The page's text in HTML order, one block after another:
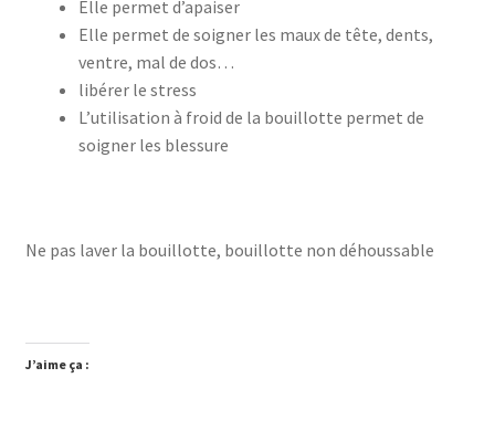
Elle permet d’apaiser
Elle permet de soigner les maux de tête, dents,
ventre, mal de dos…
libérer le stress
L’utilisation à froid de la bouillotte permet de
soigner les blessure
Ne pas laver la bouillotte, bouillotte non déhoussable
J’aime ça :